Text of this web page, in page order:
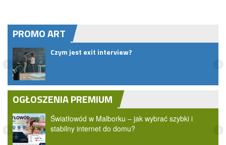
PROMO ART
Czym jest exit interview?
OGŁOSZENIA PREMIUM
Światłowód w Malborku – jak wybrać szybki i
stabilny internet do domu?